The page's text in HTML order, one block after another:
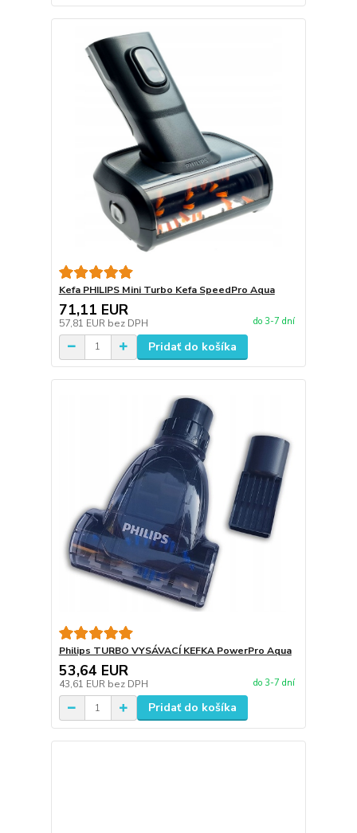
Kefa PHILIPS Mini Turbo Kefa SpeedPro Aqua
71,11 EUR
57,81 EUR bez DPH do 3-7 dní
Pridať do košíka
Philips TURBO VYSÁVACÍ KEFKA PowerPro Aqua
53,64 EUR
43,61 EUR bez DPH do 3-7 dní
Pridať do košíka